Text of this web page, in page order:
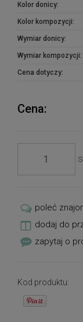
Wysokość
najlepiej
konsoli, ladzie
miejscu przy
dodatkiem do
naturalnych
Kolor donicy:
Kolor kompozycji:
Wymiar donicy:
Wymiar kompozycji:
Cena dotyczy:
Cena:
poleć
dodaj do
zapytaj o
Kod produktu: